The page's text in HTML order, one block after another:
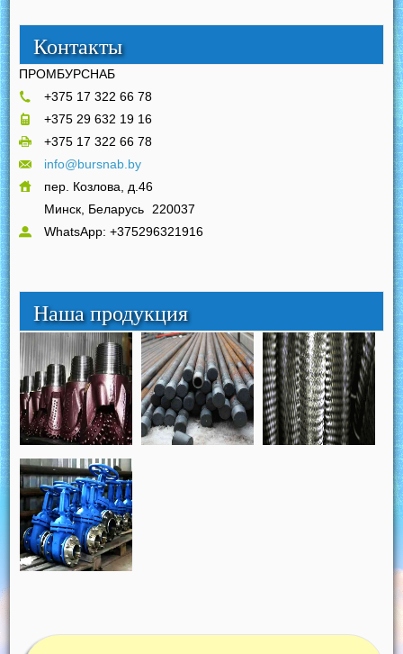
Контакты
ПРОМБУРСНАБ
+375 17 322 66 78
+375 29 632 19 16
+375 17 322 66 78
info@bursnab.by
пер. Козлова, д.46
Минск, Беларусь 220037
WhatsApp: +375296321916
Наша продукция